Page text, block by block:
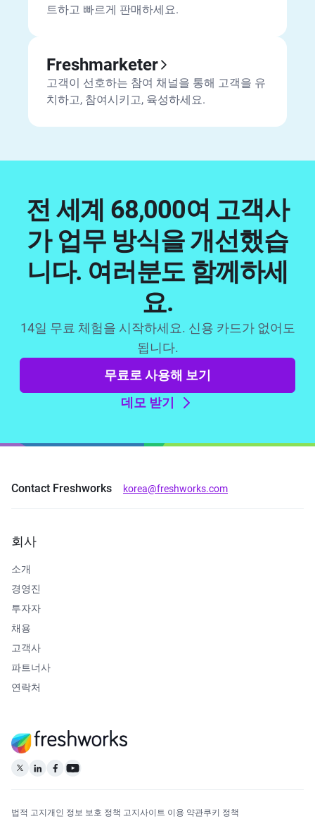
트하고 빠르게 판매하세요.
Freshmarketer
고객이 선호하는 참여 채널을 통해 고객을 유
치하고, 참여시키고, 육성하세요.
전 세계 68,000여 고객사
가 업무 방식을 개선했습
니다. 여러분도 함께하세
요.
14일 무료 체험을 시작하세요. 신용 카드가 없어도
됩니다.
무료로 사용해 보기
데모 받기
Contact Freshworks korea@freshworks.com
회사
소개
경영진
투자자
채용
고객사
파트너사
연락처
법적 고지 개인 정보 보호 정책 고지 사이트 이용 약관쿠키 정책